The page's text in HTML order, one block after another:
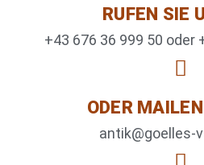
RUFEN SIE
+43 676 36 999 50 oder
ODER
antik@goelles-